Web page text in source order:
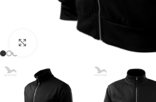
Klikni pre zväčšenie